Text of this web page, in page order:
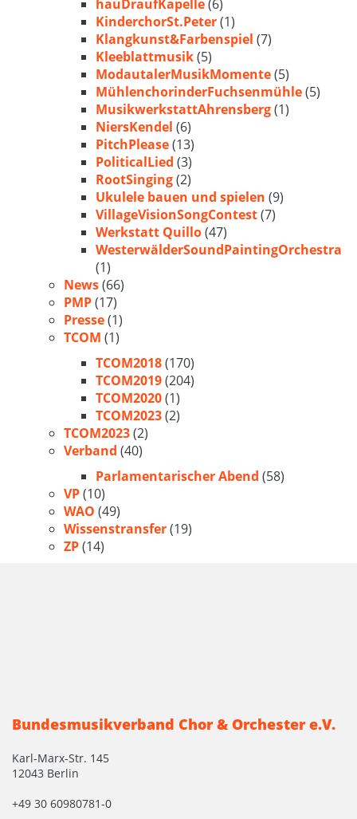
hauDraufKapelle(6)
KinderchorSt.Peter(1)
Klangkunst&Farbenspiel (7)
Kleeblattmusik(5)
ModautalerMusikMomente(5)
MühlenchorinderFuchsenmühle(5)
MusikwerkstattAhrensberg(1)
NiersKendel (6)
PitchPlease(13)
PoliticalLied (3)
RootSinging(2)
Ukulele bauen und spielen (9)
VillageVisionSongContest(7)
Werkstatt Quillo(47)
WesterwälderSoundPaintingOrchestra
(1)
News(66)
PMP(17)
Presse(1)
TCOM (1)
TCOM2018(170)
TCOM2019(204)
TCOM2020(1)
TCOM2023(2)
TCOM2023(2)
Verband (40)
Parlamentarischer Abend (58)
VP(10)
WAO (49)
Wissenstransfer(19)
ZP(14)
Bundesmusikverband Chor & Orchester e.V.
Karl-Marx-Str. 145
12043 Berlin
+49 30 60980781-0